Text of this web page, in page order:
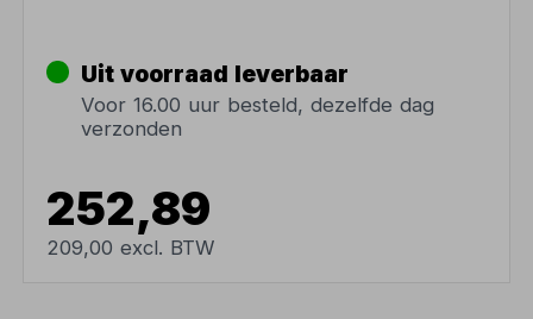
Uit voorraad leverbaar
Voor 16.00 uur besteld, dezelfde dag
verzonden
252,89
209,00 excl. BTW